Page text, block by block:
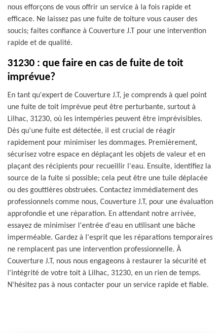
nous efforçons de vous offrir un service à la fois rapide et
efficace. Ne laissez pas une fuite de toiture vous causer des
soucis; faites confiance à Couverture J.T pour une intervention
rapide et de qualité.
31230 : que faire en cas de fuite de toit
imprévue?
En tant qu'expert de Couverture J.T, je comprends à quel point
une fuite de toit imprévue peut être perturbante, surtout à
Lilhac, 31230, où les intempéries peuvent être imprévisibles.
Dès qu'une fuite est détectée, il est crucial de réagir
rapidement pour minimiser les dommages. Premièrement,
sécurisez votre espace en déplaçant les objets de valeur et en
plaçant des récipients pour recueillir l'eau. Ensuite, identifiez la
source de la fuite si possible; cela peut être une tuile déplacée
ou des gouttières obstruées. Contactez immédiatement des
professionnels comme nous, Couverture J.T, pour une évaluation
approfondie et une réparation. En attendant notre arrivée,
essayez de minimiser l'entrée d'eau en utilisant une bâche
imperméable. Gardez à l'esprit que les réparations temporaires
ne remplacent pas une intervention professionnelle. À
Couverture J.T, nous nous engageons à restaurer la sécurité et
l'intégrité de votre toit à Lilhac, 31230, en un rien de temps.
N'hésitez pas à nous contacter pour un service rapide et fiable.